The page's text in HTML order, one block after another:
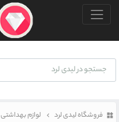
منو بالا
فروشگاه لیدی لرد لوازم بهداشتی